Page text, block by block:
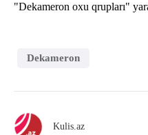
"Dekameron oxu qrupları"
Dekameron
Kulis.az